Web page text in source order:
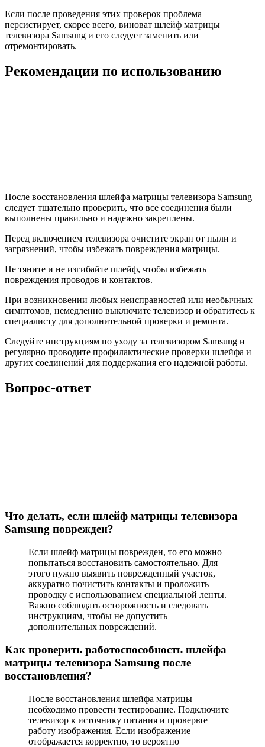
Если после проведения этих проверок проблема
персистирует, скорее всего, виноват шлейф матрицы
телевизора Samsung и его следует заменить или
отремонтировать.
Рекомендации по использованию
После восстановления шлейфа матрицы телевизора Samsung
следует тщательно проверить, что все соединения были
выполнены правильно и надежно закреплены.
Перед включением телевизора очистите экран от пыли и
загрязнений, чтобы избежать повреждения матрицы.
Не тяните и не изгибайте шлейф, чтобы избежать
повреждения проводов и контактов.
При возникновении любых неисправностей или необычных
симптомов, немедленно выключите телевизор и обратитесь к
специалисту для дополнительной проверки и ремонта.
Следуйте инструкциям по уходу за телевизором Samsung и
регулярно проводите профилактические проверки шлейфа и
других соединений для поддержания его надежной работы.
Вопрос-ответ
Что делать, если шлейф матрицы телевизора
Samsung поврежден?
Если шлейф матрицы поврежден, то его можно
попытаться восстановить самостоятельно. Для
этого нужно выявить поврежденный участок,
аккуратно почистить контакты и проложить
проводку с использованием специальной ленты.
Важно соблюдать осторожность и следовать
инструкциям, чтобы не допустить
дополнительных повреждений.
Как проверить работоспособность шлейфа
матрицы телевизора Samsung после
восстановления?
После восстановления шлейфа матрицы
необходимо провести тестирование. Подключите
телевизор к источнику питания и проверьте
работу изображения. Если изображение
отображается корректно, то вероятно